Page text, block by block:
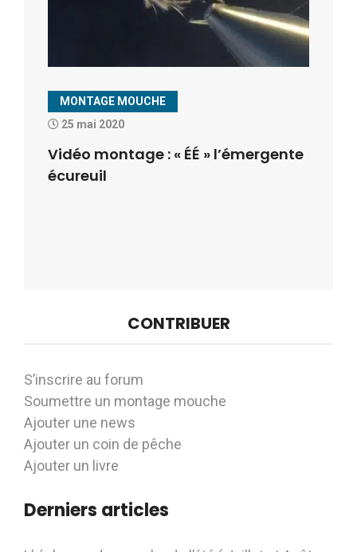
MONTAGE MOUCHE
25 mai 2020
Vidéo montage : « ÉÉ » l’émergente
écureuil
CONTRIBUER
S’inscrire au forum
Soumettre un montage mouche
Ajouter une news
Ajouter un coin de pêche
Ajouter un livre
Derniers articles